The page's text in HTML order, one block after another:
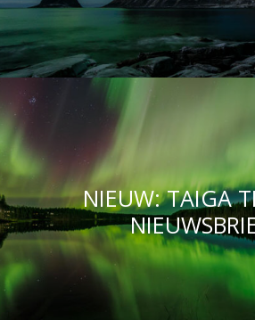
NIEUW: TAIGA